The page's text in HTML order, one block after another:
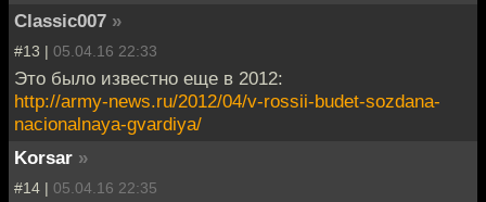
Classic007 »
#13 | 05.04.16 22:33
Это было известно еще в 2012:
http://army-news.ru/2012/04/v-rossii-budet-sozdana-
nacionalnaya-gvardiya/
Korsar »
#14 | 05.04.16 22:35